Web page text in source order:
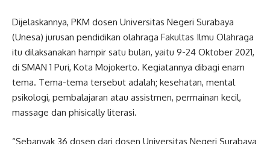
Dijelaskannya, PKM dosen Universitas Negeri Surabaya
(Unesa) jurusan pendidikan olahraga Fakultas Ilmu Olahraga
itu dilaksanakan hampir satu bulan, yaitu 9-24 Oktober 2021,
di SMAN 1 Puri, Kota Mojokerto. Kegiatannya dibagi enam
tema. Tema-tema tersebut adalah; kesehatan, mental
psikologi, pembalajaran atau assistmen, permainan kecil,
massage dan phisically literasi.
“Sebanyak 36 dosen dari dosen Universitas Negeri Surabaya